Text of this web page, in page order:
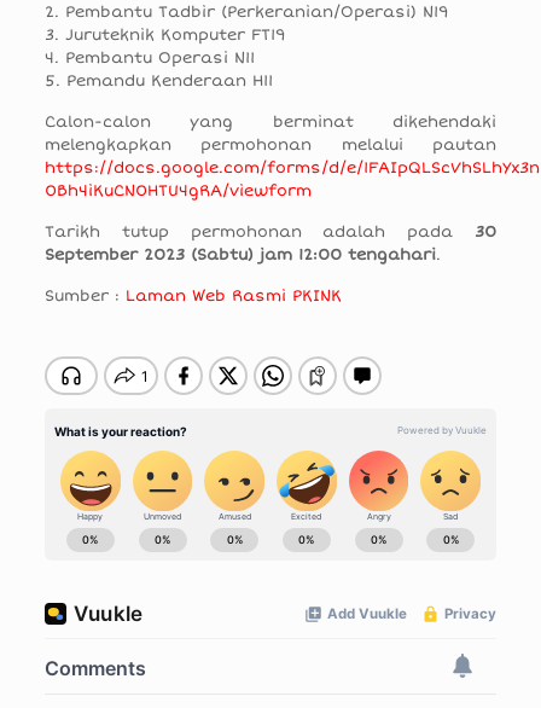
2. Pembantu Tadbir (Perkeranian/Operasi) N19
3. Juruteknik Komputer FT19
4. Pembantu Operasi N11
5. Pemandu Kenderaan H11
Calon-calon yang berminat dikehendaki
melengkapkan permohonan melalui pautan
https://docs.google.com/forms/d/e/
0Bh4iKuCN0HTU4gRA/viewform
Tarikh tutup permohonan adalah pada 30
September 2023 (Sabtu) jam 12:00 tengahari.
Sumber : Laman Web Rasmi PKINK